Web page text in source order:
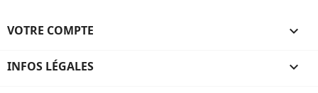
VOTRE COMPTE 
INFOS LÉGALES 